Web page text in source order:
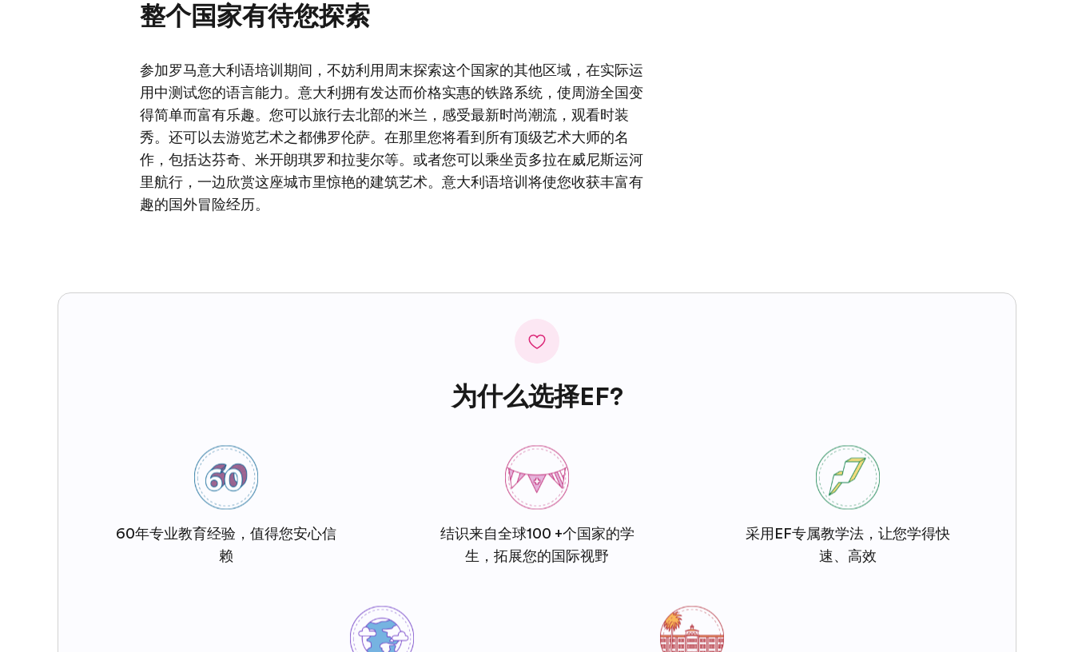
整个国家有待您探索
参加罗马意大利语培训期间，不妨利用周末探索这个国家的其他区域，在实际运
用中测试您的语言能力。意大利拥有发达而价格实惠的铁路系统，使周游全国变
得简单而富有乐趣。您可以旅行去北部的米兰，感受最新时尚潮流，观看时装
秀。还可以去游览艺术之都佛罗伦萨。在那里您将看到所有顶级艺术大师的名
作，包括达芬奇、米开朗琪罗和拉斐尔等。或者您可以乘坐贡多拉在威尼斯运河
里航行，一边欣赏这座城市里惊艳的建筑艺术。意大利语培训将使您收获丰富有
趣的国外冒险经历。
为什么选择EF?
60年专业教育经验，值得您安心信
赖
结识来自全球100 +个国家的学
生，拓展您的国际视野
采用EF专属教学法，让您学得快
速、高效